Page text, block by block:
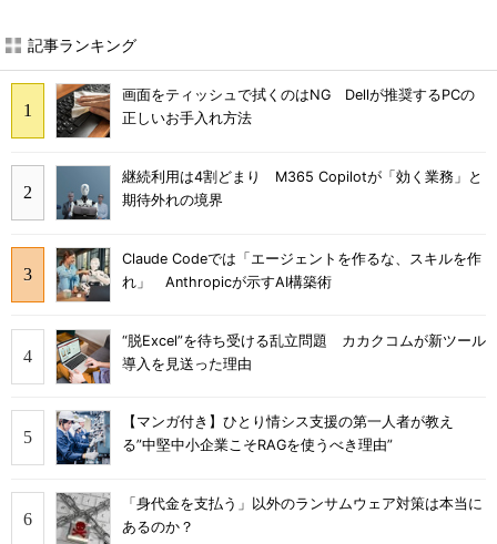
記事ランキング
画面をティッシュで拭くのはNG Dellが推奨するPCの
正しいお手入れ方法
継続利用は4割どまり M365 Copilotが「効く業務」と
期待外れの境界
Claude Codeでは「エージェントを作るな、スキルを作
れ」 Anthropicが示すAI構築術
“脱Excel”を待ち受ける乱立問題 カカクコムが新ツール
導入を見送った理由
【マンガ付き】ひとり情シス支援の第一人者が教え
る”中堅中小企業こそRAGを使うべき理由”
「身代金を支払う」以外のランサムウェア対策は本当に
あるのか？